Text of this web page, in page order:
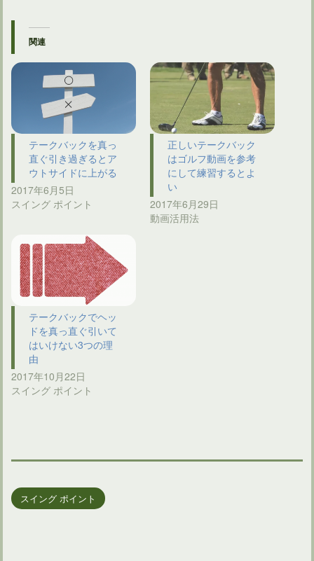
関連
テークバックを真っ
直ぐ引き過ぎるとア
ウトサイドに上がる
2017年6月5日
スイング ポイント
正しいテークバック
はゴルフ動画を参考
にして練習するとよ
い
2017年6月29日
動画活用法
テークバックでヘッ
ドを真っ直ぐ引いて
はいけない3つの理
由
2017年10月22日
スイング ポイント
スイング ポイント